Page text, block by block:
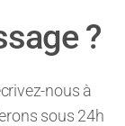
?
nous à
sous 24h